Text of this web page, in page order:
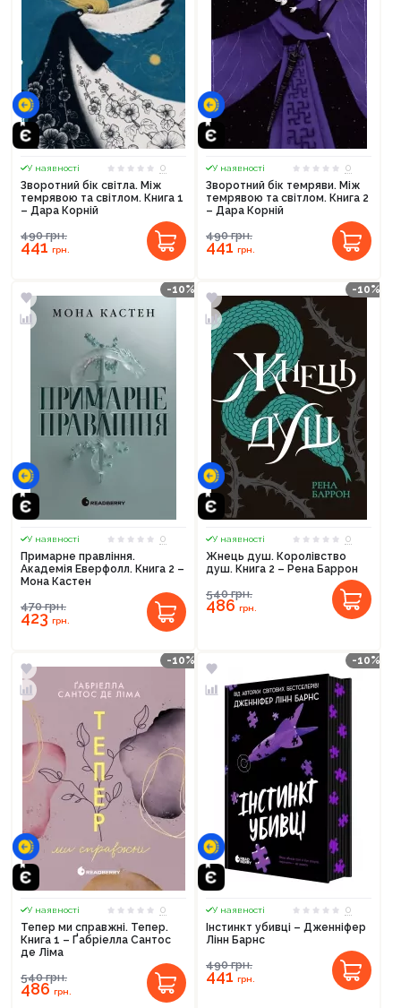
У наявності
0
Зворотний бік світла. Між
темрявою та світлом. Книга 1
– Дара Корній
490грн.
441грн.
У наявності
0
Зворотний бік темряви. Між
темрявою та світлом. Книга 2
– Дара Корній
490грн.
441грн.
-10%
У наявності
0
Примарне правління.
Академія Еверфолл. Книга 2 –
Мона Кастен
470грн.
423грн.
-10%
У наявності
0
Жнець душ. Королівство
душ. Книга 2 – Рена Баррон
540грн.
486грн.
-10%
У наявності
0
Тепер ми справжні. Тепер.
Книга 1 – Ґабріелла Сантос
де Ліма
540грн.
486грн.
-10%
У наявності
0
Інстинкт убивці – Дженніфер
Лінн Барнс
490грн.
441грн.